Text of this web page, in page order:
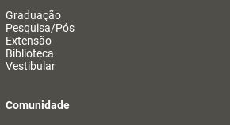
Graduação
Pesquisa/Pós
Extensão
Biblioteca
Vestibular
Comunidade